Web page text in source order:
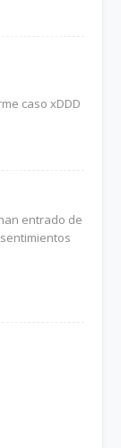
caso xDDD
entrado de